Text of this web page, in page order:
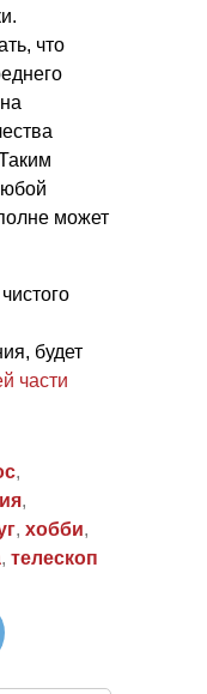
что
может
будет
части
,
,
, хобби,
, телескоп